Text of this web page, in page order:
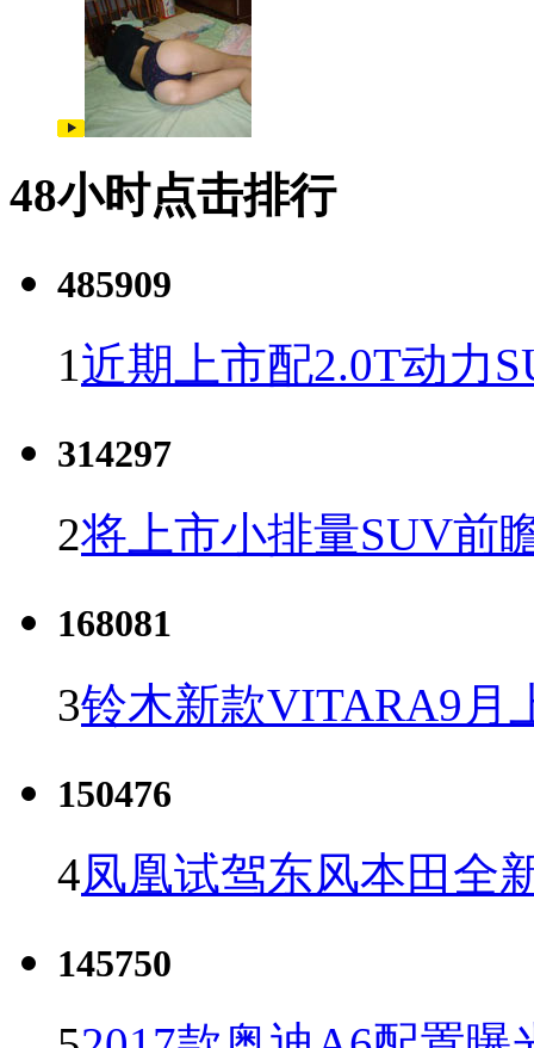
48小时点击排行
485909
1近期上市配2.0T动力
314297
2将上市小排量SUV前
168081
3铃木新款VITARA9月
150476
4凤凰试驾东风本田全
145750